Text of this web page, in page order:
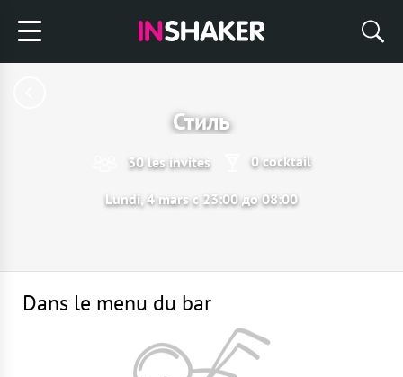
Стиль
30 les invités 0 cocktail
Lundi, 4 mars с 23:00 до 08:00
Dans le menu du bar